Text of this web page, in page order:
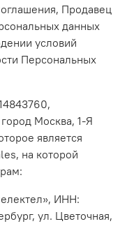
Продавец
данных
условий
Персональных
Москва, 1-Я
является
на которой
ИНН:
ул. Цветочная,